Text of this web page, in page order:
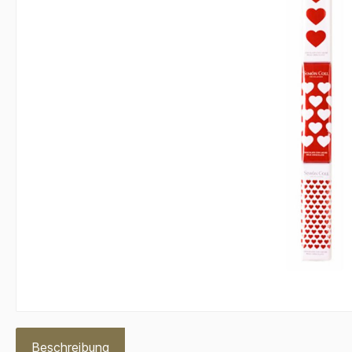
Beschreibung